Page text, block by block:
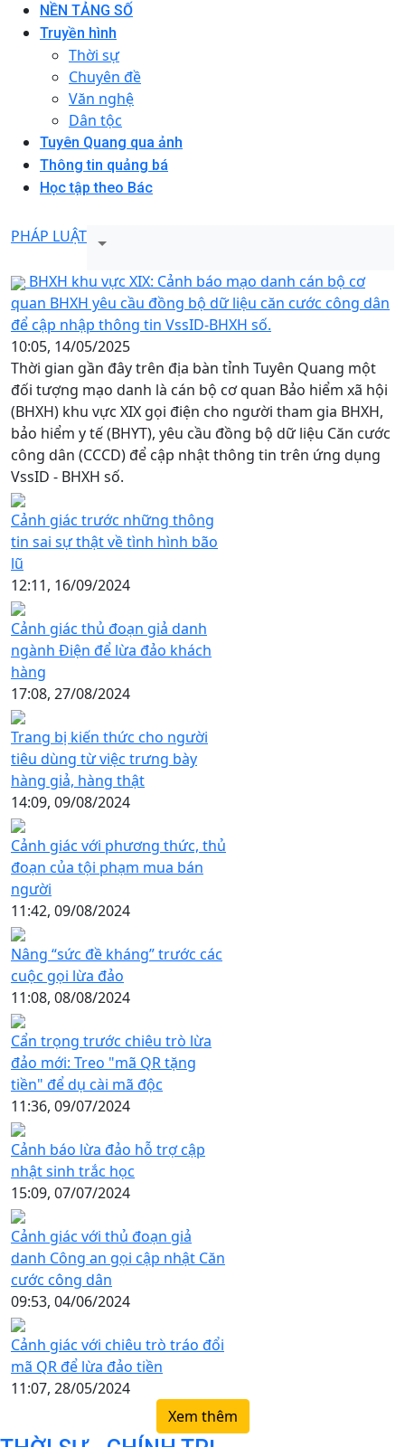
NỀN TẢNG SỐ
Truyền hình
Thời sự
Chuyên đề
Văn nghệ
Dân tộc
Tuyên Quang qua ảnh
Thông tin quảng bá
Học tập theo Bác
PHÁP LUẬT
BHXH khu vực XIX: Cảnh báo mạo danh cán bộ cơ
quan BHXH yêu cầu đồng bộ dữ liệu căn cước công dân
để cập nhập thông tin VssID-BHXH số.
10:05, 14/05/2025
Thời gian gần đây trên địa bàn tỉnh Tuyên Quang một
đối tượng mạo danh là cán bộ cơ quan Bảo hiểm xã hội
(BHXH) khu vực XIX gọi điện cho người tham gia BHXH,
bảo hiểm y tế (BHYT), yêu cầu đồng bộ dữ liệu Căn cước
công dân (CCCD) để cập nhật thông tin trên ứng dụng
VssID - BHXH số.
Cảnh giác trước những thông
tin sai sự thật về tình hình bão
lũ
12:11, 16/09/2024
Cảnh giác thủ đoạn giả danh
ngành Điện để lừa đảo khách
hàng
17:08, 27/08/2024
Trang bị kiến thức cho người
tiêu dùng từ việc trưng bày
hàng giả, hàng thật
14:09, 09/08/2024
Cảnh giác với phương thức, thủ
đoạn của tội phạm mua bán
người
11:42, 09/08/2024
Nâng “sức đề kháng” trước các
cuộc gọi lừa đảo
11:08, 08/08/2024
Cẩn trọng trước chiêu trò lừa
đảo mới: Treo "mã QR tặng
tiền" để dụ cài mã độc
11:36, 09/07/2024
Cảnh báo lừa đảo hỗ trợ cập
nhật sinh trắc học
15:09, 07/07/2024
Cảnh giác với thủ đoạn giả
danh Công an gọi cập nhật Căn
cước công dân
09:53, 04/06/2024
Cảnh giác với chiêu trò tráo đổi
mã QR để lừa đảo tiền
11:07, 28/05/2024
Xem thêm